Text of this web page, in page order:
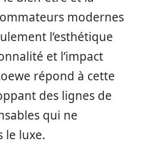
modernes
l’esthétique
et l’impact
répond à cette
des lignes de
qui ne
le luxe.